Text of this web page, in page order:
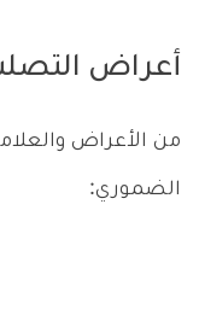
أعراض
من الأعراض
الضموري: